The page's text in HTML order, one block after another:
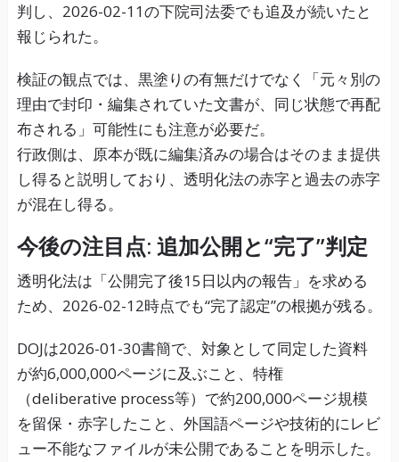
判し、2026-02-11の下院司法委でも追及が続いたと
報じられた。
検証の観点では、黒塗りの有無だけでなく「元々別の
理由で封印・編集されていた文書が、同じ状態で再配
布される」可能性にも注意が必要だ。
行政側は、原本が既に編集済みの場合はそのまま提供
し得ると説明しており、透明化法の赤字と過去の赤字
が混在し得る。
今後の注目点: 追加公開と“完了”判定
透明化法は「公開完了後15日以内の報告」を求める
ため、2026-02-12時点でも“完了認定”の根拠が残る。
DOJは2026-01-30書簡で、対象として同定した資料
が約6,000,000ページに及ぶこと、特権
（deliberative process等）で約200,000ページ規模
を留保・赤字したこと、外国語ページや技術的にレビ
ュー不能なファイルが未公開であることを明示した。